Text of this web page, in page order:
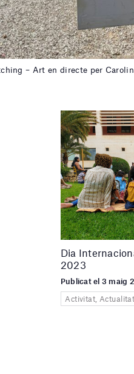
– Art en directe per
Dia
2023
Publicat el 3 maig
Activitat,